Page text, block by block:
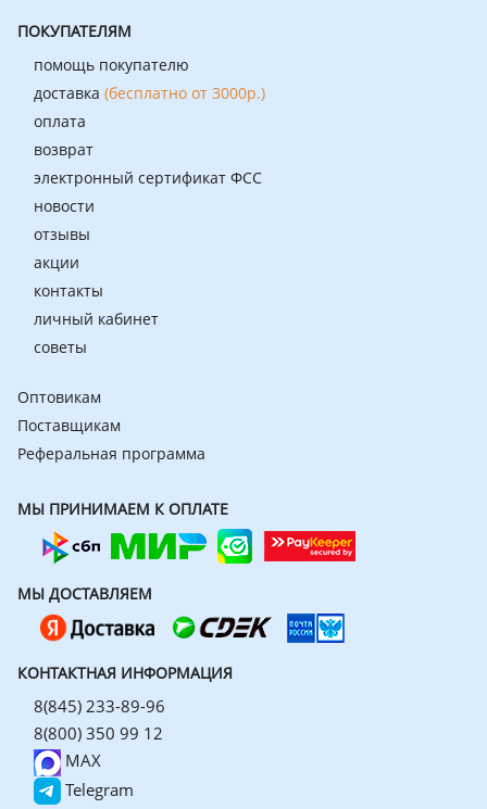
ПОКУПАТЕЛЯМ
помощь покупателю
доставка (бесплатно от 3000р.)
оплата
возврат
электронный сертификат ФСС
новости
отзывы
акции
контакты
личный кабинет
советы
Оптовикам
Поставщикам
Реферальная программа
МЫ ПРИНИМАЕМ К ОПЛАТЕ
МЫ ДОСТАВЛЯЕМ
КОНТАКТНАЯ ИНФОРМАЦИЯ
8(845) 233-89-96
8(800) 350 99 12
MAX
Telegram